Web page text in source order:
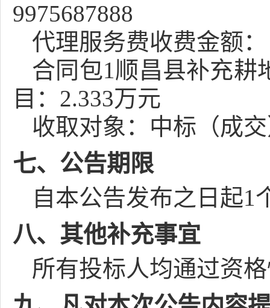
9975687888
代理服务费收费金额：
合同包1顺昌县补充耕
目：2.333万元
收取对象：中标（成
七、公告期限
自本公告发布之日起1
八、其他补充事宜
所有投标人均通过资